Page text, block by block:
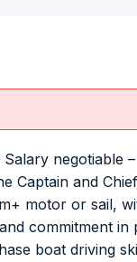
negotiable
Captain and
motor or sail,
commitment in
boat driving